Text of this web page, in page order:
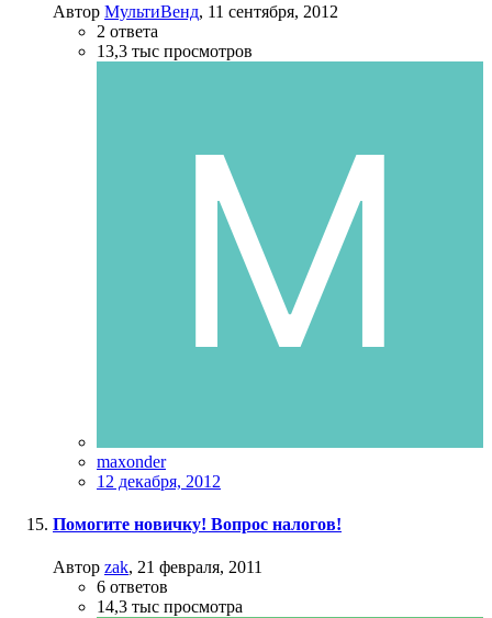
Автор МультиВенд, 11 сентября, 2012
2 ответа
13,3 тыс просмотров
maxonder
12 декабря, 2012
Помогите новичку! Вопрос налогов!
Автор zak, 21 февраля, 2011
6 ответов
14,3 тыс просмотра